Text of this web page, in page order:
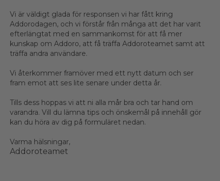
Vi är väldigt glada för responsen vi har fått kring
Addorodagen, och vi förstår från många att det har varit
efterlängtat med en sammankomst för att få mer
kunskap om Addoro, att få träffa Addoroteamet samt att
träffa andra användare.
Vi återkommer framöver med ett nytt datum och ser
fram emot att ses lite senare under detta år.
Tills dess hoppas vi att ni alla mår bra och tar hand om
varandra. Vill du lämna tips och önskemål på innehåll gör
kan du höra av dig på formuläret nedan.
Varma hälsningar,
Addoroteamet